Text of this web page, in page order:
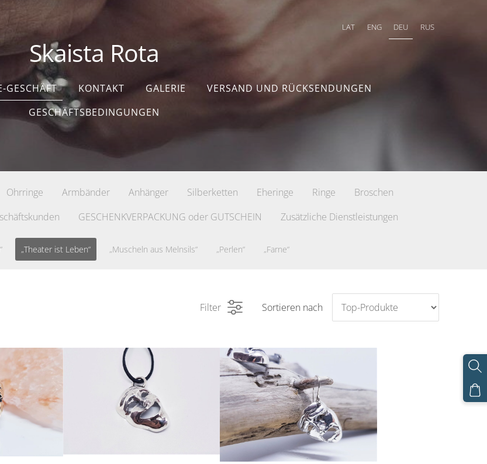
LAT ENG DEU RUS
Skaista Rota
GESCHÄFT KONTAKT GALERIE
VERSAND UND RÜCKSENDUNGEN
GESCHÄFTSBEDINGUNGEN
Ohrringe Armbänder Anhänger Silberketten Eheringe Ringe
Broschen
GESCHENKVERPACKUNG oder GUTSCHEIN Zusätzliche Dienstleistungen
„Theater ist Leben“ „Muscheln aus Melnsils“ „Perlen“ „Farne“
Filter Sortieren nach